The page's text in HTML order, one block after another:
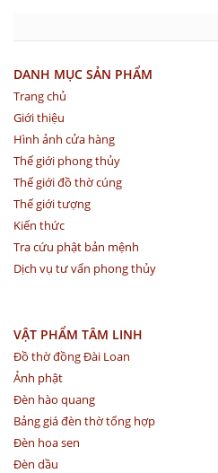
DANH MỤC SẢN PHẨM
Trang chủ
Giới thiệu
Hình ảnh cửa hàng
Thế giới phong thủy
Thế giới đồ thờ cúng
Thế giới tượng
Kiến thức
Tra cứu phật bản mệnh
Dịch vụ tư vấn phong thủy
VẬT PHẨM TÂM LINH
Đồ thờ đồng Đài Loan
Ảnh phật
Đèn hào quang
Bảng giá đèn thờ tổng hợp
Đèn hoa sen
Đèn dầu